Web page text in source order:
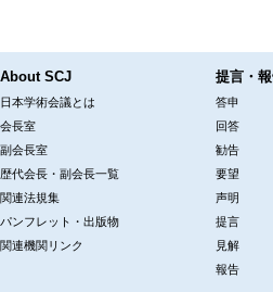
About SCJ
日本学術会議とは
会長室
副会長室
歴代会長・副会長一覧
関連法規集
パンフレット・出版物
関連機関リンク
提言・
答申
回答
勧告
要望
声明
提言
見解
報告